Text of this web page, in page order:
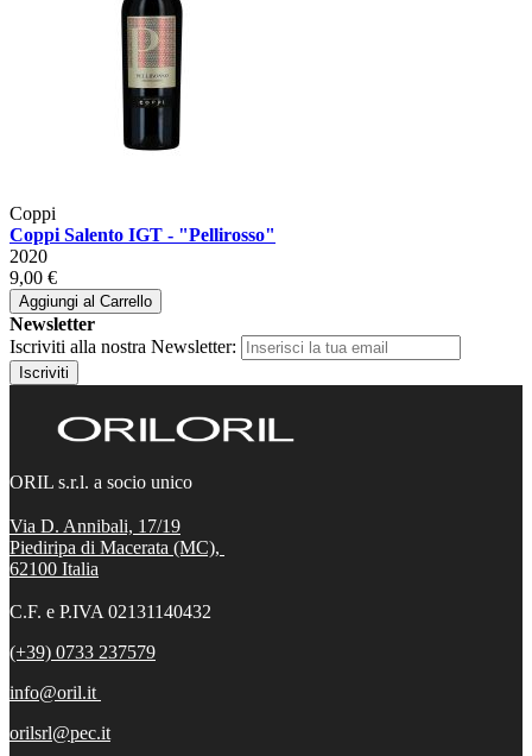
Coppi
Coppi Salento IGT - "Pellirosso"
2020
9,00 €
Aggiungi al Carrello
Newsletter
Iscriviti alla nostra Newsletter:
Iscriviti
ORIL s.r.l. a socio unico
Via D. Annibali, 17/19
Piediripa di Macerata (MC),
62100 Italia
C.F. e P.IVA 02131140432
(+39) 0733 237579
info@oril.it
orilsrl@pec.it